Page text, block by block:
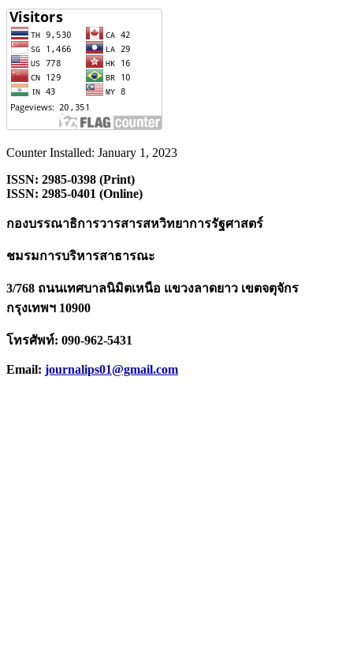
Counter Installed: January 1, 2023
ISSN: 2985-0398 (Print)
ISSN: 2985-0401 (Online)
กองบรรณาธิการวารสารสหวิทยาการรัฐศาสตร์
ชมรมการบริหารสาธารณะ
3/768 ถนนเทศบาลนิมิตเหนือ แขวงลาดยาว เขตจตุจักร
กรุงเทพฯ 10900
โทรศัพท์: 090-962-5431
Email: journalips01@gmail.com